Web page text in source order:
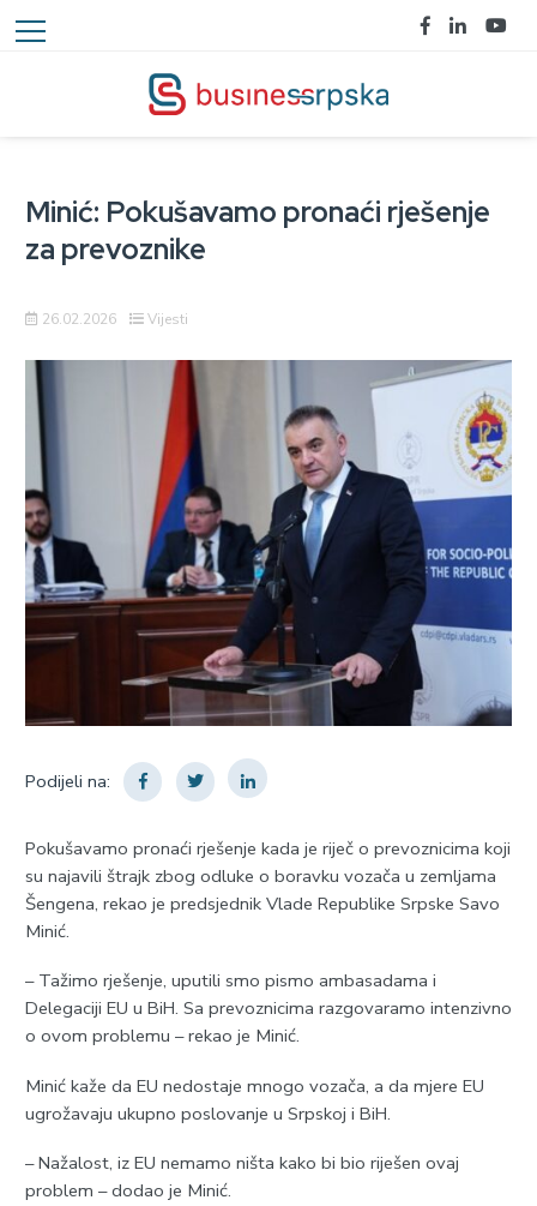
Minić: Pokušavamo pronaći rješenje
za prevoznike
26.02.2026 Vijesti
Podijeli na:
Pokušavamo pronaći rješenje kada je riječ o prevoznicima koji
su najavili štrajk zbog odluke o boravku vozača u zemljama
Šengena, rekao je predsjednik Vlade Republike Srpske Savo
Minić.
– Tažimo rješenje, uputili smo pismo ambasadama i
Delegaciji EU u BiH. Sa prevoznicima razgovaramo intenzivno
o ovom problemu – rekao je Minić.
Minić kaže da EU nedostaje mnogo vozača, a da mjere EU
ugrožavaju ukupno poslovanje u Srpskoj i BiH.
– Nažalost, iz EU nemamo ništa kako bi bio riješen ovaj
problem – dodao je Minić.